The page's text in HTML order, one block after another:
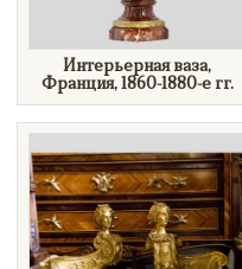
Интерьерная ваза,
Франция, 1860-1880-е гг.